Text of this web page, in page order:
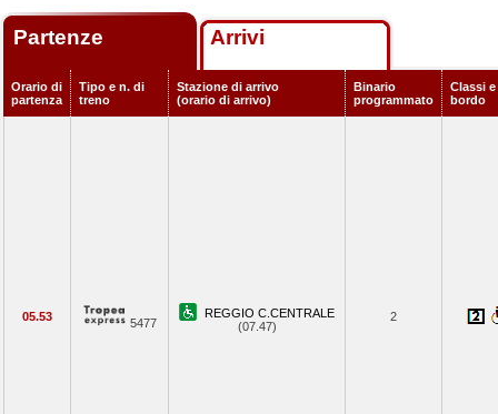
Partenze Arrivi
Orario di
partenza
Tipo e n. di
treno
Stazione di arrivo
(orario di arrivo)
Binario
programmato
Classi
bordo
05.53 5477
REGGIO C.CENTRALE
(07.47)
2